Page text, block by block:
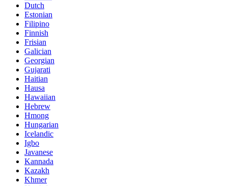
Dutch
Estonian
Filipino
Finnish
Frisian
Galician
Georgian
Gujarati
Haitian
Hausa
Hawaiian
Hebrew
Hmong
Hungarian
Icelandic
Igbo
Javanese
Kannada
Kazakh
Khmer